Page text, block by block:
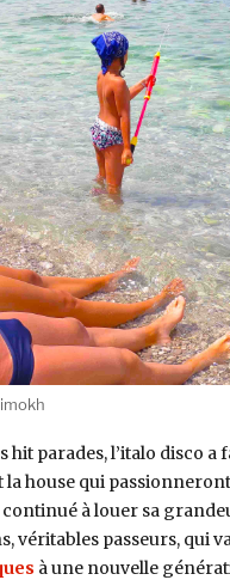
hit parades, l’italo disco a
la house qui
à louer sa
véritables passeurs, qui
à une nouvelle